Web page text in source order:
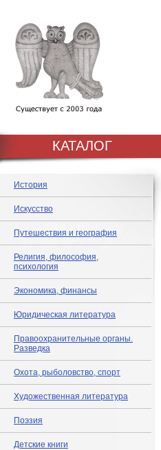
КАТАЛОГ
История
Искусство
Путешествия и география
Религия, философия,
психология
Экономика, финансы
Юридическая литература
Правоохранительные органы.
Разведка
Охота, рыболовство, спорт
Художественная литература
Поэзия
Детские книги